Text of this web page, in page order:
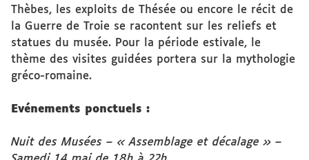
Thèbes, les exploits de Thésée ou encore le récit de
la Guerre de Troie se racontent sur les reliefs et
statues du musée. Pour la période estivale, le
thème des visites guidées portera sur la mythologie
gréco-romaine.
Evénements ponctuels :
Nuit des Musées – « Assemblage et décalage » –